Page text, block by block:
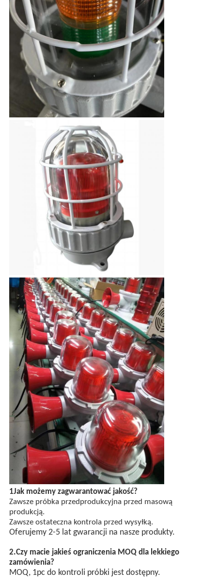
1Jak możemy zagwarantować jakość?
Zawsze próbka przedprodukcyjna przed masową
produkcją.
Zawsze ostateczna kontrola przed wysyłką.
Oferujemy 2-5 lat gwarancji na nasze produkty.
2.Czy macie jakieś ograniczenia MOQ dla lekkiego
zamówienia?
MOQ, 1pc do kontroli próbki jest dostępny.